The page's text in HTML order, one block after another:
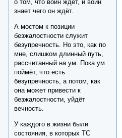
о том, что воин ждёт, и воин
знает чего он ждёт.
А мостом к позиции
безжалостности служит
безупречность. Но это, как по
мне, слишком длинный путь,
рассчитанный на ум. Пока ум
поймёт, что есть
безупречность, а потом, как
она может привести к
безжалостности, уйдёт
вечность.
У каждого в жизни были
состояния, в которых ТС